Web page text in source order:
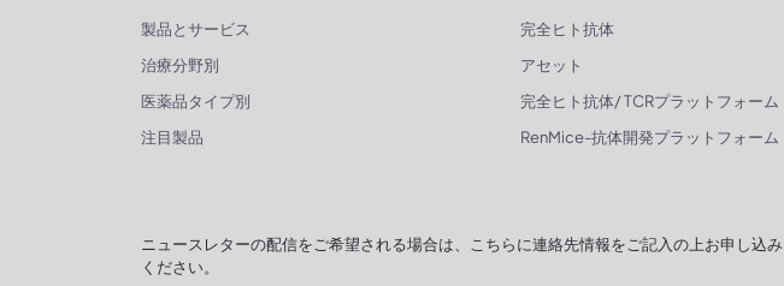
製品とサービス
治療分野別
医薬品タイプ別
注目製品
完全ヒト抗体
アセット
完全ヒト抗体/ TCRプラットフォーム
RenMice-抗体開発プラットフォーム
ニュースレターの配信をご希望される場合は、こちらに連絡先情報をご記入の上お申し込み
ください。